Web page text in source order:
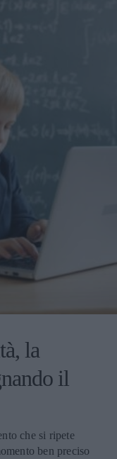
la
il
che si ripete
ben preciso